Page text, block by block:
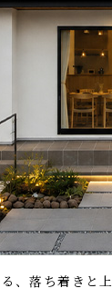
、落ち着きと